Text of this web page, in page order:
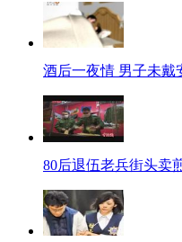
酒后一夜情 男子未戴
80后退伍老兵街头卖